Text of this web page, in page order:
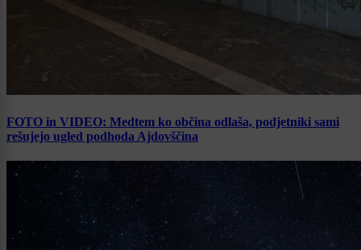
FOTO in VIDEO: Medtem ko občina odlaša, podjetniki sami
rešujejo ugled podhoda Ajdovščina